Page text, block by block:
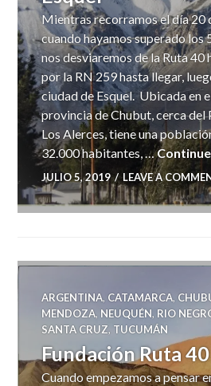
Mientras recorramos el día 20
cuando hayamos superado los
nos desviaremos de la Ruta 40
por la RN 259 hasta llegar,
ciudad de Esquel. Ubicada en
provincia de Chubut, cerca del
Los Alerces, tiene una
32.000 habitantes, …
JULIO 5, 2019 LEAVE A
ARGENTINA, CATAMARCA,
MENDOZA, NEUQUÉN, RIO
SANTA CRUZ,TUCUMÁN
Fundación Ruta 40
Cuando empezamos a pensar